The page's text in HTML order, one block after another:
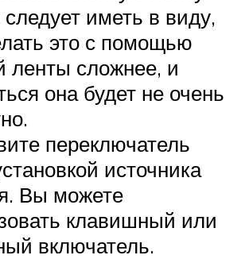
иметь в виду,
это с помощью
ленты сложнее, и
она будет не очень
переключатель
источника
Вы можете
клавишный или
включатель.